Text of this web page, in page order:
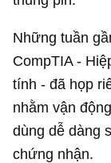
Những tuần
CompTIA -
tính - đã họp
nhằm vận
dùng dễ dàng
chứng nhận.